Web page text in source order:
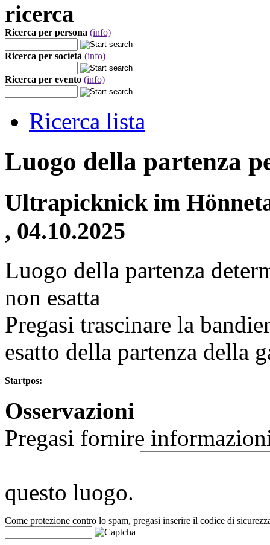
ricerca
Ricerca per persona (info)
Ricerca per società (info)
Ricerca per evento (info)
Ricerca lista
Luogo della partenza
Ultrapicknick im
, 04.10.2025
Luogo della partenza
non esatta
Pregasi trascinare la
esatto della partenza della
−
Startpos:
Osservazioni
Pregasi fornire
questo luogo.
Come protezione contro lo spam, pregasi inserire il codice di